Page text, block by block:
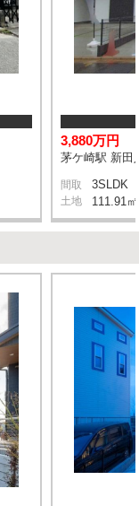
3,880万円
茅ケ崎駅 新田
間取 3SLDK
土地 111.91㎡